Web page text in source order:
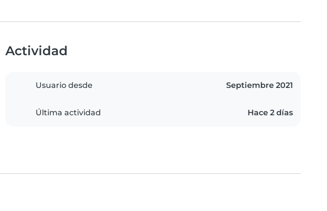
Actividad
Usuario desde Septiembre 2021
Última actividad Hace 2 días